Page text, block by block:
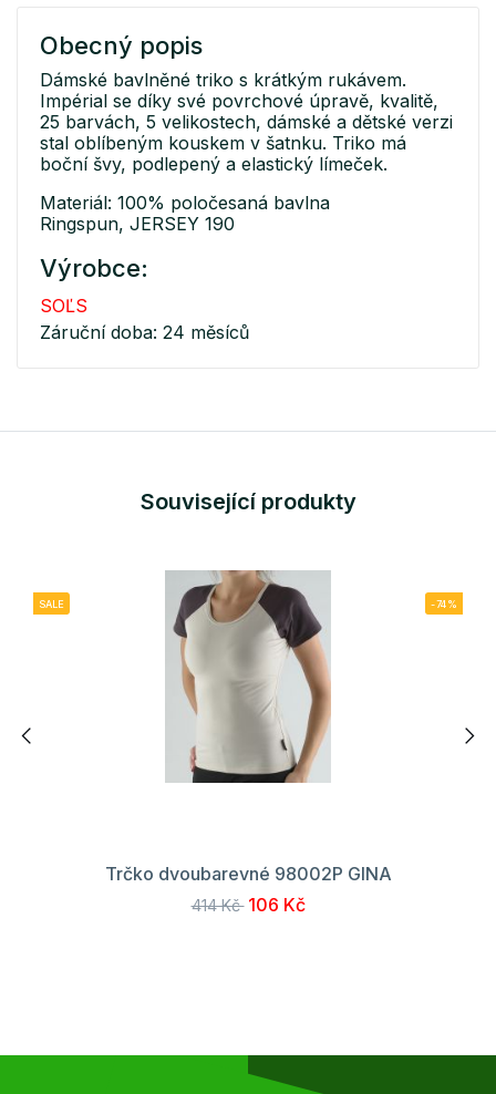
Obecný popis
Dámské bavlněné triko s krátkým rukávem.
Impérial se díky své povrchové úpravě, kvalitě,
25 barvách, 5 velikostech, dámské a dětské verzi
stal oblíbeným kouskem v šatnku. Triko má
boční švy, podlepený a elastický límeček.
Materiál: 100% poločesaná bavlna
Ringspun, JERSEY 190
Výrobce:
SOĽS
Záruční doba: 24 měsíců
Související produkty
SALE -74%
Trčko dvoubarevné 98002P GINA
414 Kč 106 Kč